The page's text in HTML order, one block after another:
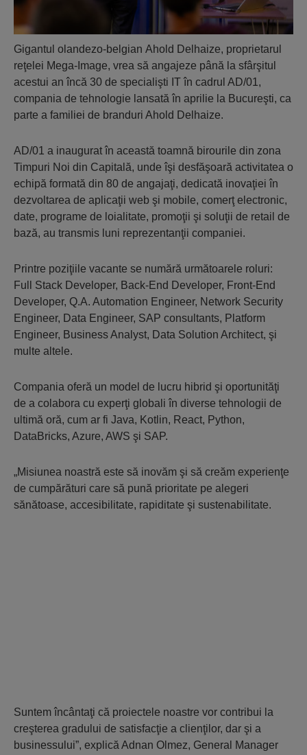
Gigantul olandezo-belgian Ahold Delhaize, proprietarul
reţelei Mega-Image, vrea să angajeze până la sfârşitul
acestui an încă 30 de specialişti IT în cadrul AD/01,
compania de tehnologie lansată în aprilie la Bucureşti, ca
parte a familiei de branduri Ahold Delhaize.
AD/01 a inaugurat în această toamnă birourile din zona
Timpuri Noi din Capitală, unde îşi desfăşoară activitatea o
echipă formată din 80 de angajaţi, dedicată inovaţiei în
dezvoltarea de aplicaţii web şi mobile, comerţ electronic,
date, programe de loialitate, promoţii şi soluţii de retail de
bază, au transmis luni reprezentanţii companiei.
Printre poziţiile vacante se numără următoarele roluri:
Full Stack Developer, Back-End Developer, Front-End
Developer, Q.A. Automation Engineer, Network Security
Engineer, Data Engineer, SAP consultants, Platform
Engineer, Business Analyst, Data Solution Architect, şi
multe altele.
Compania oferă un model de lucru hibrid şi oportunităţi
de a colabora cu experţi globali în diverse tehnologii de
ultimă oră, cum ar fi Java, Kotlin, React, Python,
DataBricks, Azure, AWS şi SAP.
„Misiunea noastră este să inovăm şi să creăm experienţe
de cumpărături care să pună prioritate pe alegeri
sănătoase, accesibilitate, rapiditate şi sustenabilitate.
Suntem încântaţi că proiectele noastre vor contribui la
creşterea gradului de satisfacţie a clienţilor, dar şi a
businessului”, explică Adnan Olmez, General Manager